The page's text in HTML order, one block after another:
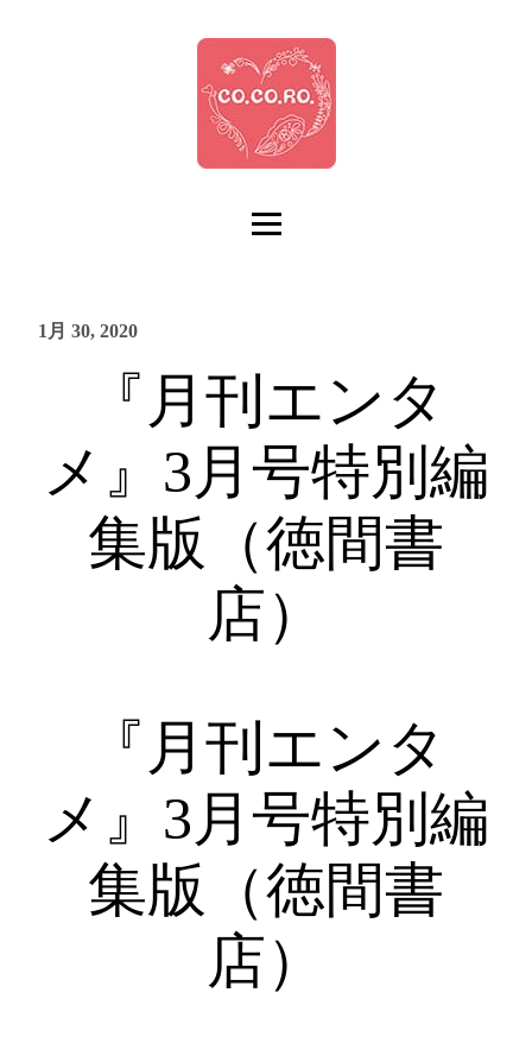
1月 30, 2020
『月刊エンタ
メ』3月号特別編
集版（徳間書
店）
『月刊エンタ
メ』3月号特別編
集版（徳間書
店）